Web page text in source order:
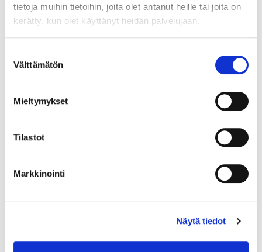
tietoja muihin tietoihin, joita olet antanut heille tai joita on
kerätty, kun olet käyttänyt heidän palvelujaan.
valinta
Välttämätön
Mieltymykset
Tilastot
Markkinointi
Näytä tiedot
Timanttisormus 2xn.0.40ct 1xn.0.80ct, koko 20¼, leveys 6-
15mm, 750br kelta-, valko- ja punakultaa, Paino: 11 g
Lähtöhinta:2 200 €